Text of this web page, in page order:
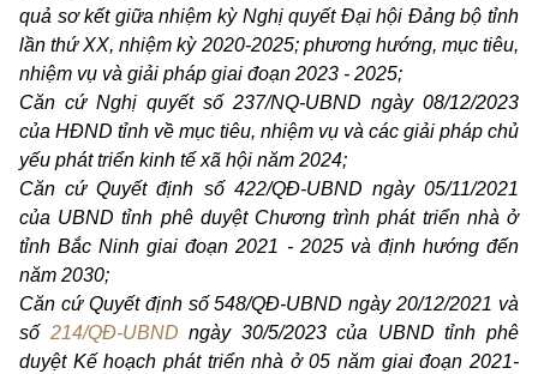
quả sơ kết giữa nhiệm kỳ Nghị quyết Đại hội Đảng bộ tỉnh
lần thứ XX, nhiệm kỳ 2020-2025; phương hướng, mục tiêu,
nhiệm vụ và giải pháp giai đoạn 2023 - 2025;
Căn cứ Nghị quyết số 237/NQ-UBND ngày 08/12/2023
của HĐND tỉnh về mục tiêu, nhiệm vụ và các giải pháp chủ
yếu phát triển kinh tế xã hội năm 2024;
Căn cứ Quyết định số 422/QĐ-UBND ngày 05/11/2021
của UBND tỉnh phê duyệt Chương trình phát triển nhà ở
tỉnh Bắc Ninh giai đoạn 2021 - 2025 và định hướng đến
năm 2030;
Căn cứ Quyết định số 548/QĐ-UBND ngày 20/12/2021 và
số 214/QĐ-UBND ngày 30/5/2023 của UBND tỉnh phê
duyệt Kế hoạch phát triển nhà ở 05 năm giai đoạn 2021-